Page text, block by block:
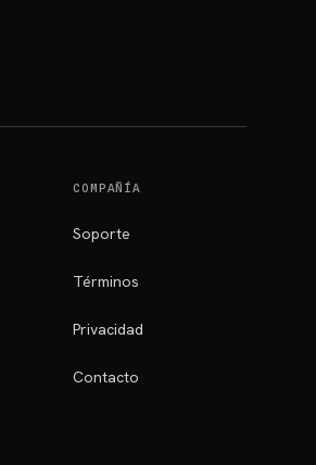
COMPAÑÍA
Soporte
Términos
Privacidad
Contacto